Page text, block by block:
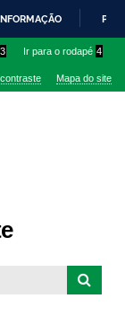
3 Ir para o rodapé 4
Mapa do site